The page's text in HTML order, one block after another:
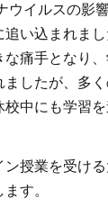
ウイルスの影
い込まれまし
痛手となり
ましたが、多
校中にも学習
ン授業を受け
す。